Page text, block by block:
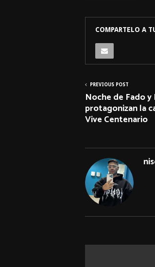
COMPARTELO A
PREVIOUS POST
Noche de Fado
protagonizan la
Vive Centenario